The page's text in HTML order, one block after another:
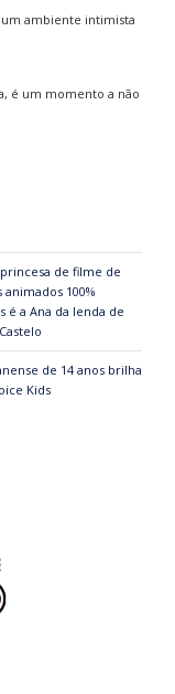
ambiente intimista
é um momento a não
de filme de
animados 100%
é a Ana da lenda de
de 14 anos brilha
Kids